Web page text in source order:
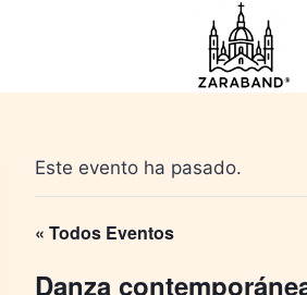
Este evento ha pasado.
« Todos Eventos
Danza